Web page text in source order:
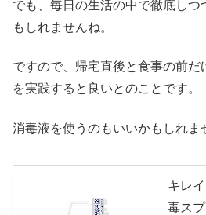
でも、毎日の生活の中で徹底し
もしれませんね。
ですので、帰宅直後と食事の前だ
を実践すると良いとのことです。
消毒液を使うのもいいかもしれま
キレ
毒ス